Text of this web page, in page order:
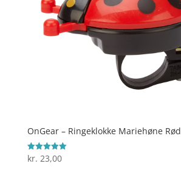
OnGear – Ringeklokke Mariehøne Rød
Vurderet
5
kr. 23,00